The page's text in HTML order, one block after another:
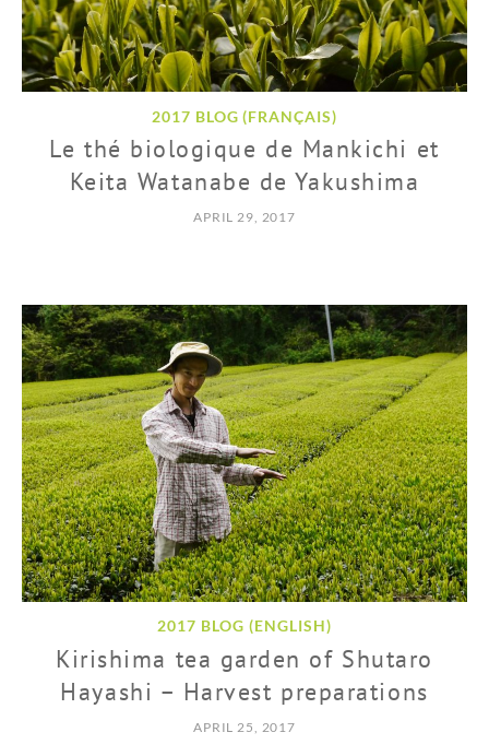
2017 BLOG (FRANÇAIS)
Le thé biologique de Mankichi et
Keita Watanabe de Yakushima
APRIL 29, 2017
2017 BLOG (ENGLISH)
Kirishima tea garden of Shutaro
Hayashi – Harvest preparations
APRIL 25, 2017